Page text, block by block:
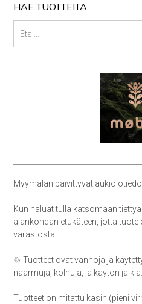
HAE TUOTTEITA
Myymälän päivittyvät
Kun haluat tulla katsomaan
ajankohdan etukäteen, jotta
varastosta.
♲ Tuotteet ovat vanhoja ja
naarmuja, kolhuja, ja käytön jälkiä.
Tuotteet on mitattu käsin (pieni